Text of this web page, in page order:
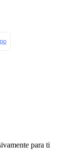
para ti